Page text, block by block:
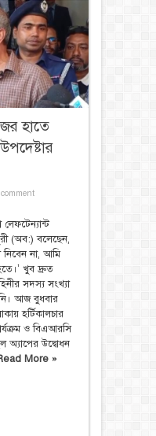
হাতে
লেফটেন্যান্ট
(অব:) বলেছেন,
না, আমি
খুব দ্রুত
সদস্য সংখ্যা
আজ বুধবার
হর্টিকালচার
ও বিএআরসি
অ্যাপের উদ্বোধন
More »